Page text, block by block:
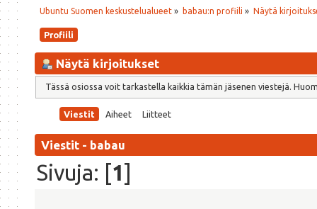
Ubuntu Suomen keskustelualueet » babau:n profiili » Näytä
Profiili
Näytä kirjoitukset
Tässä osiossa voit tarkastella kaikkia tämän jäsenen viestejä.
Viestit Aiheet Liitteet
Viestit - babau
Sivuja: [1]